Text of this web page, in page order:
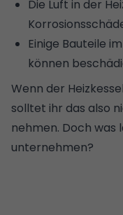
Die Luft in der
Einige Bauteile
können
Wenn der
solltet ihr das also
nehmen. Doch was
unternehmen?